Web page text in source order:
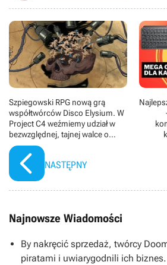
Szpiegowski RPG nową grą
współtwórców Disco Elysium. W
Project C4 weźmiemy udział w
bezwzględnej, tajnej walce o
prawdę i wpływy
NASTĘPNY
Najnowsze Wiadomości
By nakręcić sprzedaż, twórcy
piratami i uwiarygodnili ich